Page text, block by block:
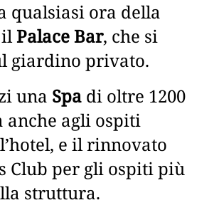
qualsiasi ora della
ilPalace Bar, che si
giardino privato.
una Spa di oltre 1200
anche agli ospiti
e il rinnovato
Club per gli ospiti più
struttura.